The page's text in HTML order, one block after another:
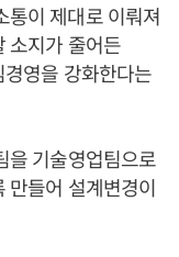
통이 제대로 이뤄져
소지가 줄어든
영을 강화한다는
을 기술영업팀으로
만들어 설계변경이